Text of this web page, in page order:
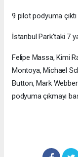
9 pilot podyuma çıktı
İstanbul Park'taki 7
Felipe Massa, Kimi
Montoya, Michael
Button, Mark
podyuma çıkmayı